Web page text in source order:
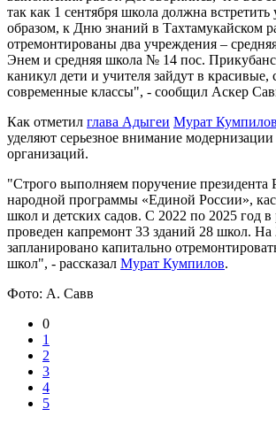
так как 1 сентября школа должна
образом, к Дню знаний в Тахтамукайском
отремонтированы два учреждения –
Энем и средняя школа № 14 пос.
каникул дети и учителя зайдут в красивые,
современные классы", - сообщил Аскер
Как отметил глава Адыгеи Мурат Кумпилов
уделяют серьезное внимание
организаций.
"Строго выполняем поручение
народной программы «Единой России»,
школ и детских садов. С 2022 по 2025 год в
проведен капремонт 33 зданий 28 школ. На
запланировано капитально
школ", - рассказал Мурат Кумпилов.
Фото: А. Савв
0
1
2
3
4
5